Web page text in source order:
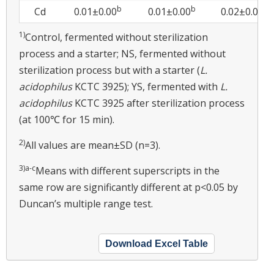
Cd 0.01±0.00b 0.01±0.00b 0.02±0.00
1)Control, fermented without sterilization
process and a starter; NS, fermented without
sterilization process but with a starter (L.
acidophilusKCTC 3925); YS, fermented with L.
acidophilusKCTC 3925 after sterilization process
(at 100℃ for 15 min).
2)All values are mean±SD (n=3).
3)a-cMeans with different superscripts in the
same row are significantly different at p<0.05 by
Duncan’s multiple range test.
Download Excel Table